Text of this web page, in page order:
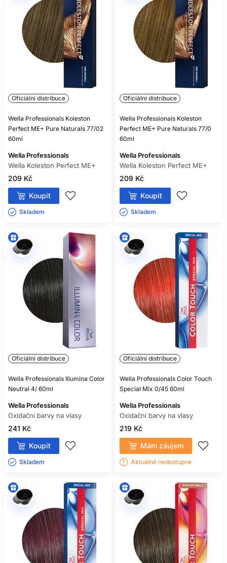
Oficiální distribuce
Wella Professionals Koleston
Perfect ME+ Pure Naturals 77/02
60ml
Wella Professionals
Wella Koleston Perfect ME+
209 Kč
Koupit
Skladem ㅤ
Oficiální distribuce
Wella Professionals Koleston
Perfect ME+ Pure Naturals 77/0
60ml
Wella Professionals
Wella Koleston Perfect ME+
209 Kč
Koupit
Skladem ㅤ
Oficiální distribuce
Wella Professionals Illumina Color
Neutral 4/ 60ml
Wella Professionals
Oxidační barvy na vlasy
241 Kč
Koupit
Skladem ㅤ
Oficiální distribuce
Wella Professionals Color Touch
Special Mix 0/45 60ml
Wella Professionals
Oxidační barvy na vlasy
219 Kč
Mám záujem
Aktuálně nedostupné